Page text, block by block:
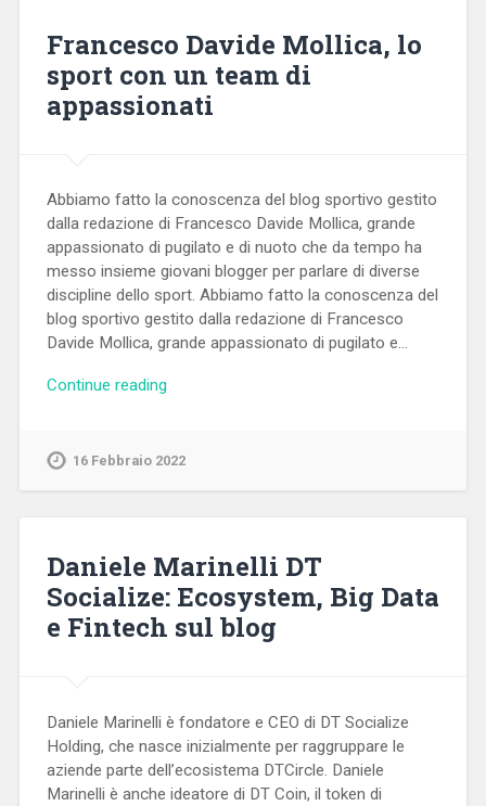
Francesco Davide Mollica, lo
sport con un team di
appassionati
Abbiamo fatto la conoscenza del blog sportivo gestito
dalla redazione di Francesco Davide Mollica, grande
appassionato di pugilato e di nuoto che da tempo ha
messo insieme giovani blogger per parlare di diverse
discipline dello sport. Abbiamo fatto la conoscenza del
blog sportivo gestito dalla redazione di Francesco
Davide Mollica, grande appassionato di pugilato e…
Continue reading
16 Febbraio 2022
Daniele Marinelli DT
Socialize: Ecosystem, Big Data
e Fintech sul blog
Daniele Marinelli è fondatore e CEO di DT Socialize
Holding, che nasce inizialmente per raggruppare le
aziende parte dell’ecosistema DTCircle. Daniele
Marinelli è anche ideatore di DT Coin, il token di